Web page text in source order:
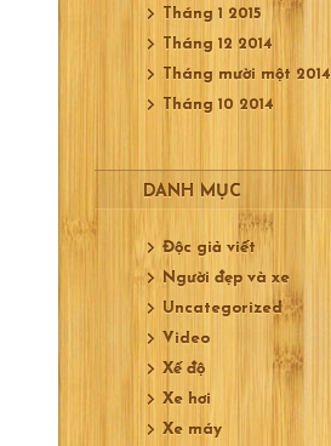
Tháng 1 2015
Tháng 12 2014
Tháng mười một 2014
Tháng 10 2014
DANH MỤC
Độc giả viết
Người đẹp và xe
Uncategorized
Video
Xế độ
Xe hơi
Xe máy